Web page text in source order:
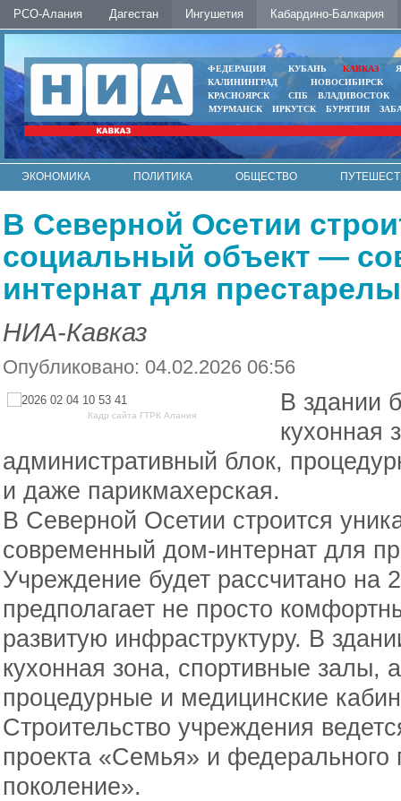
РСО-Алания Дагестан Ингушетия Кабардино-Балкария
ФЕДЕРАЦИЯ КУБАНЬ КАВКАЗ
КАЛИНИНГРАД
НОВОСИБИРСК
КРАСНОЯРСК
СПБ
ВЛАДИВОСТОК
МУРМАНСК
ИРКУТСК БУРЯТИЯ
ЭКОНОМИКА ПОЛИТИКА ОБЩЕСТВО
В Северной Осетии
социальный объект —
интернат для
НИА-Кавказ
Опубликовано: 04.02.2026 06:56
Кадр сайта ГТРК Алания
В здании
кухонная
административный блок,
и даже парикмахерская.
В Северной Осетии строится
современный дом-интернат для
Учреждение будет рассчитано на
предполагает не просто
развитую инфраструктуру. В
кухонная зона, спортивные залы,
процедурные и медицинские
Строительство учреждения
проекта «Семья» и федерального
поколение».